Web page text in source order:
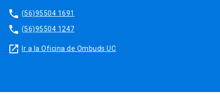
phone (56)95504 1691
phone (56)95504 1247
launch Ir a la Oficina de Ombuds UC